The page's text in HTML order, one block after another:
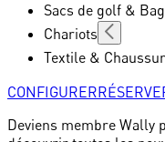
Sacs de golf &
Chariots
Textile &
CONFIGURER
Deviens membre Wally